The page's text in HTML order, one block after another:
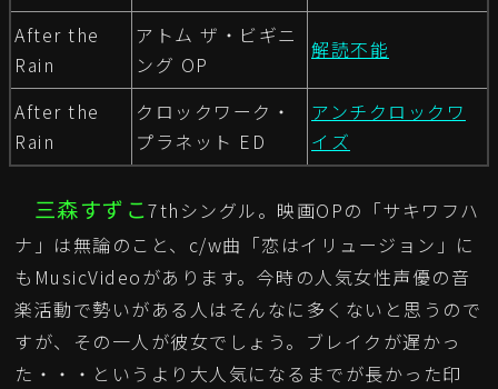
After the
Rain
アトム ザ・ビギニ
ング OP
解読不能
After the
Rain
クロックワーク・
プラネット ED
アンチクロックワ
イズ
三森すずこ7thシングル。映画OPの「サキワフハ
ナ」は無論のこと、c/w曲「恋はイリュージョン」に
もMusicVideoがあります。今時の人気女性声優の音
楽活動で勢いがある人はそんなに多くないと思うので
すが、その一人が彼女でしょう。ブレイクが遅かっ
た・・・というより大人気になるまでが長かった印